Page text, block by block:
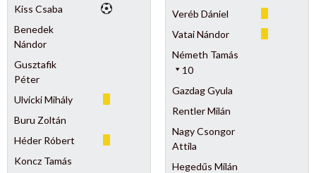
Kiss Csaba
Benedek
Nándor
Gusztafik
Péter
Ulvicki Mihály
Buru Zoltán
Héder Róbert
Koncz Tamás
Veréb Dániel
Vatai Nándor
Németh Tamás
10
Gazdag Gyula
Rentler Milán
Nagy Csongor
Attila
Hegedűs Milán